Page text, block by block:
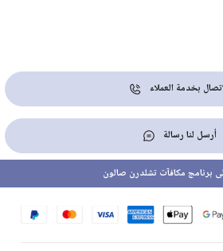
بخدمة العملاء
أرسل لنا رسالة
برنامج مكافآت تشلدرن صالون